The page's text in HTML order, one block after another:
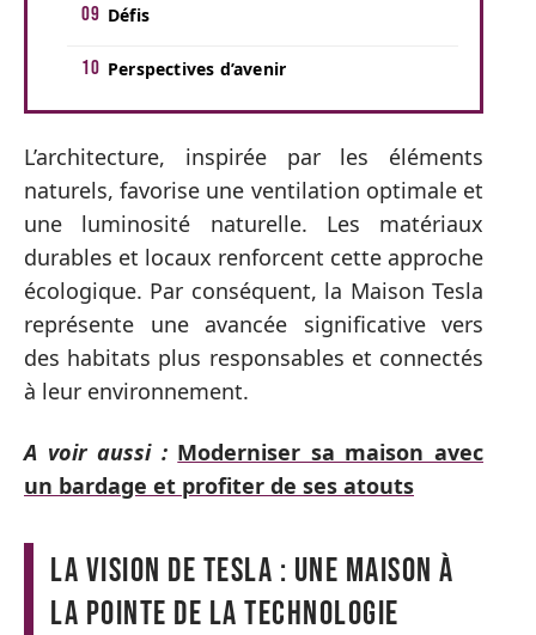
Défis
Perspectives d’avenir
L’architecture, inspirée par les éléments
naturels, favorise une ventilation optimale et
une luminosité naturelle. Les matériaux
durables et locaux renforcent cette approche
écologique. Par conséquent, la Maison Tesla
représente une avancée significative vers
des habitats plus responsables et connectés
à leur environnement.
A voir aussi : Moderniser sa maison avec
un bardage et profiter de ses atouts
La vision de Tesla : une maison à
la pointe de la technologie